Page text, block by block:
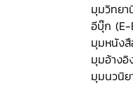
มุมวิทย
อีบุ๊ก (E-
มุมหนังสื
มุมอ้างอิ
มุมนวนิย